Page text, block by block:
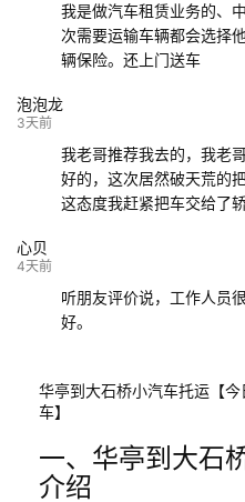
我是做汽车租赁业务的、
次需要运输车辆都会选择
辆保险。还上门送车
泡泡龙
3天前
我老哥推荐我去的，我老
好的，这次居然破天荒的
这态度我赶紧把车交给了
心贝
4天前
听朋友评价说，工作人员
好。
华亭到大石桥小汽车托运【
车】
一、华亭到大石
介绍